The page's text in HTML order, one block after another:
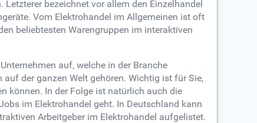
bezeichnet vor allem den Einzelhandel
Vom Elektrohandel im Allgemeinen ist oft
beliebtesten Warengruppen im interaktiven
auf, welche in der Branche
der ganzen Welt gehören. Wichtig ist für Sie,
können. In der Folge ist natürlich auch die
im Elektrohandel geht. In Deutschland kann
Arbeitgeber im Elektrohandel aufgelistet.